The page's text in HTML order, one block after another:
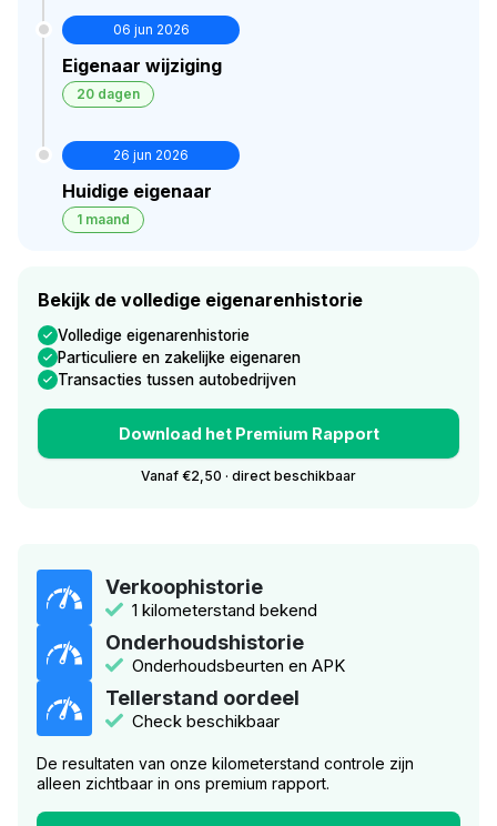
06 jun 2026
Eigenaar wijziging
20 dagen
26 jun 2026
Huidige eigenaar
1 maand
Bekijk de volledige eigenarenhistorie
Volledige eigenarenhistorie
Particuliere en zakelijke eigenaren
Transacties tussen autobedrijven
Download het Premium Rapport
Vanaf €2,50 · direct beschikbaar
Verkoophistorie
1 kilometerstand bekend
Onderhoudshistorie
Onderhoudsbeurten en APK
Tellerstand oordeel
Check beschikbaar
De resultaten van onze kilometerstand controle zijn
alleen zichtbaar in ons premium rapport.